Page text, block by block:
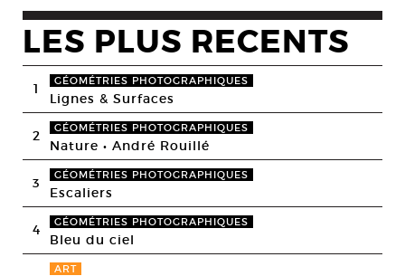
LES PLUS RECENTS
1 GÉOMÉTRIES PHOTOGRAPHIQUES
Lignes & Surfaces
2 GÉOMÉTRIES PHOTOGRAPHIQUES
Nature • André Rouillé
3 GÉOMÉTRIES PHOTOGRAPHIQUES
Escaliers
4 GÉOMÉTRIES PHOTOGRAPHIQUES
Bleu du ciel
ART